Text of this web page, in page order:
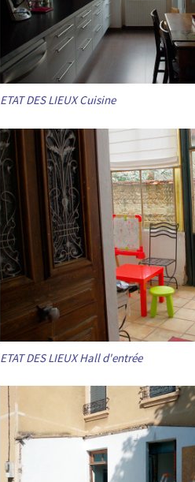
ETAT DES LIEUX Cuisine
ETAT DES LIEUX Hall d'entrée